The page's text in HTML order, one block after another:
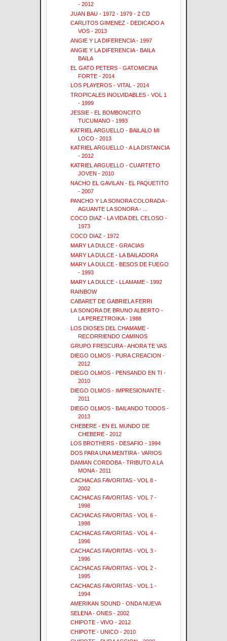
- 2012
JUAN BAU - 1972 - 1979 - 2 CD
CARLITOS GIMENEZ - DEDICADO A
VOS - 2013
ANGIE Y LA DIFERENCIA - 1997
ANGIE Y LA DIFERENCIA - BAILA
BAILA
EL GATO PETERS - GATOMICINA
FORTE - 2014
LOS PLAYEROS - VITAL - 2014
TROPICALES INOLVIDABLES - VOL 1
- 1999
JESSIE - EL BOMBONCITO
TUCUMANO - 1993
KATRIEL ARGUELLO - BAILALO MI
LOCO - 2013
KATRIEL ARGUELLO - A LA DISTANCIA
- 2012
KATRIEL ARGUELLO - CUARTETO
JOVEN - 2010
NACHO EL GAVILAN - EL PAQUETITO
- 2007
PANCHO Y LA SONORA COLORADA -
AGUANTE LA SONORA - ...
COCO DIAZ - LA VIDA DEL CELOSO -
1973
COCO DIAZ - 1972
MARY LA DULCE - GRACIAS
MARY LA DULCE - LA BAILADORA
MARY LA DULCE - BESOS DE FUEGO
- 1993
MARY LA DULCE - LLAMAME - 1992
RAINBOW
CABARET DE GABRIELA FERRI
LA SONORA DE BRUNO ALBERTO -
LA PEREZTROIKA - 1988
LOS DIOSES DEL CHAMAME -
RECORRIENDO CAMINOS
GRUPO FRESCURA - AHORA TE VAS
DIEGO OLMOS - PURA CREACION -
2012
DIEGO OLMOS - PENSANDO EN TI -
2010
DIEGO OLMOS - IMPRESIONANTE -
2011
DIEGO OLMOS - BAILANDO TODOS -
2013
CHEBERE - EN EL MUNDO DE
CHEBERE - 2012
LOS BROTHERS - DESAFIO - 1994
DOS PARA UNA MENTIRA - VARIOS
DAMIAN CORDOBA - TRIBUTO A LA
MONA - 2011
CACHACAS FAVORITAS - VOL 8 -
2002
CACHACAS FAVORITAS - VOL 7 -
1998
CACHACAS FAVORITAS - VOL 6 -
1998
CACHACAS FAVORITAS - VOL 4 -
1996
CACHACAS FAVORITAS - VOL 3 -
1996
CACHACAS FAVORITAS - VOL 2 -
1995
CACHACAS FAVORITAS - VOL 1 -
1994
AMERIKAN SOUND - ONDA NUEVA
SELENA - ONES - 2002
CHIPOTE - VIVO - 2012
CHIPOTE - UNICO - 2010